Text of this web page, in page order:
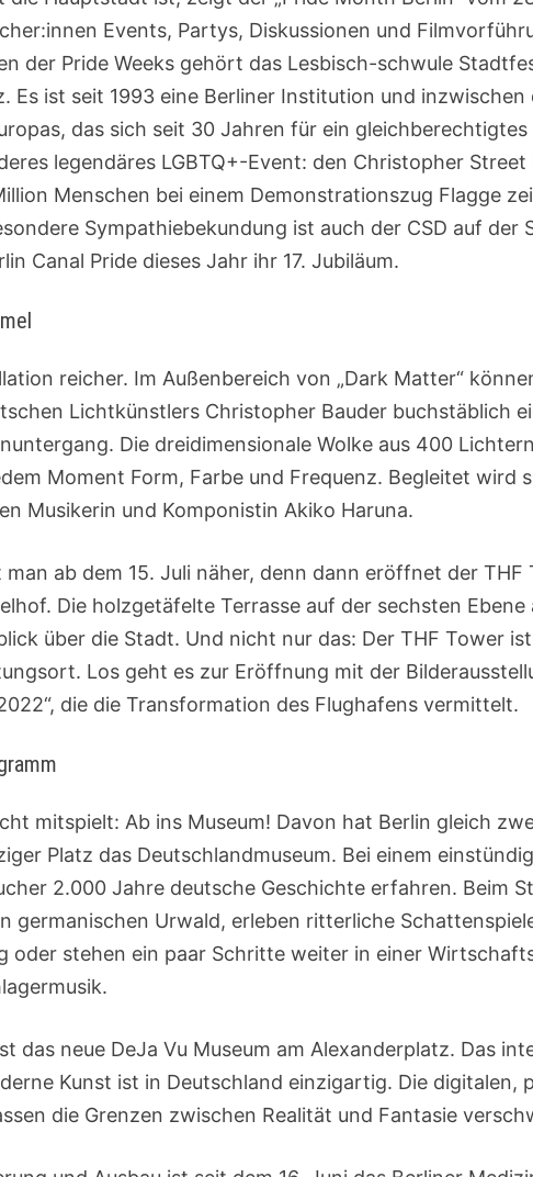
Events, Partys, Diskussionen und
der Pride Weeks gehört das Lesbisch-schwule
Es ist seit 1993 eine Berliner Institution und inzwischen
das sich seit 30 Jahren für ein
legendäres LGBTQ+-Event: den Christopher Street
Menschen bei einem Demonstrationszug Flagge
Sympathiebekundung ist auch der CSD auf der
Canal Pride dieses Jahr ihr 17. Jubiläum.
reicher. Im Außenbereich von „Dark Matter“
Lichtkünstlers Christopher Bauder buchstäblich
Die dreidimensionale Wolke aus 400
Moment Form, Farbe und Frequenz. Begleitet wird
Musikerin und Komponistin Akiko Haruna.
ab dem 15. Juli näher, denn dann eröffnet der THF
Die holzgetäfelte Terrasse auf der sechsten
über die Stadt. Und nicht nur das: Der THF Tower
Los geht es zur Eröffnung mit der
die die Transformation des Flughafens vermittelt.
mitspielt: Ab ins Museum! Davon hat Berlin gleich
Platz das Deutschlandmuseum. Bei einem
2.000 Jahre deutsche Geschichte erfahren. Beim
germanischen Urwald, erleben ritterliche
oder stehen ein paar Schritte weiter in einer
das neue DeJa Vu Museum am Alexanderplatz. Das
Kunst ist in Deutschland einzigartig. Die digitalen,
die Grenzen zwischen Realität und Fantasie